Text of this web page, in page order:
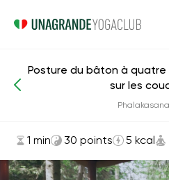
Asanas et exercices
Posture du bâton à
sur les
1 min 30 points 5 kcal